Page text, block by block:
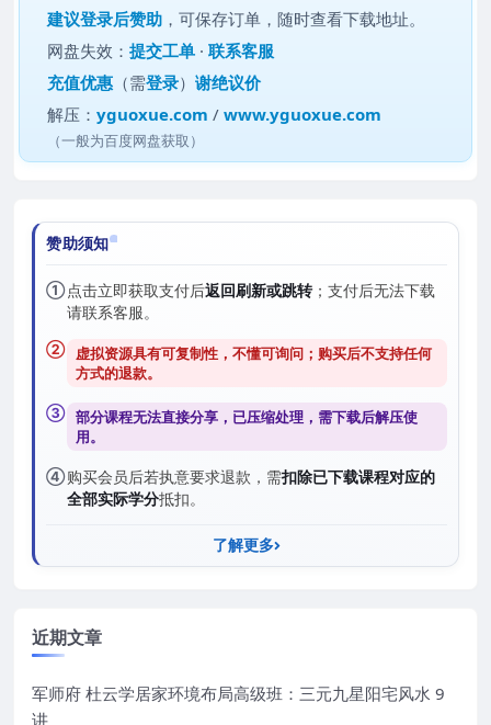
建议登录后赞助 ，可保存订单，随时查看下载地址。
网盘失效：提交工单 ·联系客服
充值优惠 （需登录）谢绝议价
解压：yguoxue.com /www.yguoxue.com
（一般为百度网盘获取）
赞助须知
①点击立即获取支付后返回刷新或跳转；支付后无法下载
请联系客服。
② 虚拟资源具有可复制性，不懂可询问；购买后不支持任何
方式的退款。
③ 部分课程无法直接分享，已压缩处理，需下载后解压使
用。
④购买会员后若执意要求退款，需扣除已下载课程对应的
全部实际学分抵扣。
了解更多
近期文章
军师府 杜云学居家环境布局高级班：三元九星阳宅风水 9
讲